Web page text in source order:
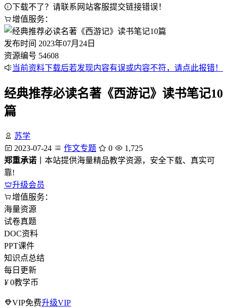
下载不了？请联系网站客服提交链接错误！
增值服务：
发布时间 2023年07月24日
资源编号 54608
当前资料下载后若发现内容有误或内容不符，请点此报错！
经典推荐必读名著《西游记》读书笔记10
篇
苏学
2023-07-24
作文专题 0
1,725
郑重承诺 丨本站提供海量精品教学资源，安全下载、真实可
靠!
升级会员
增值服务：
海量资源
试卷真题
DOC资料
PPT课件
知识点总结
每日更新
¥ 0教学币
VIP免费升级VIP